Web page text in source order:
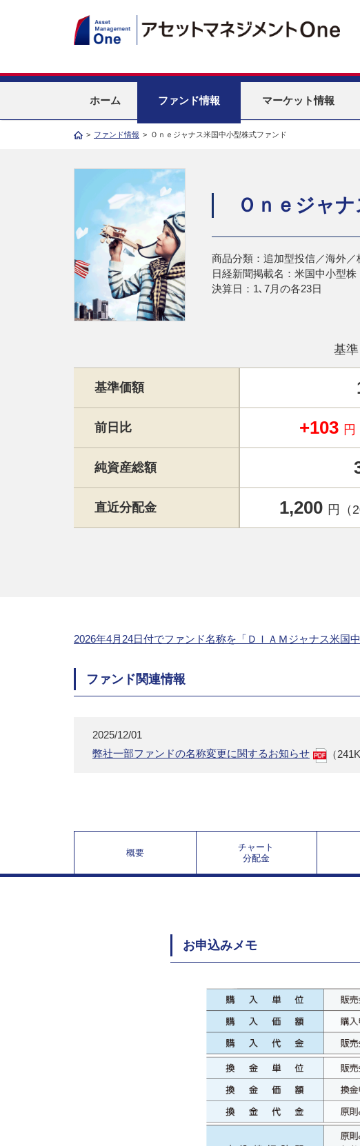
ホーム ファンド情報 マーケット情報
> ファンド情報 > Ｏｎｅジャナス米国中小型株式ファンド
Ｏｎｅジャ
商品分類：追加型投信／海外／
日経新聞掲載名：米国中小型株
決算日：1､7月の各23日
基
基準価額
前日比 +103 円
純資産総額
直近分配金 1,200 円（
2026年4月24日付でファンド名称を「ＤＩＡＭジャナス米国
ファンド関連情報
2025/12/01
弊社一部ファンドの名称変更に関するお知らせ
（
概要
チャート
分配金
お申込みメモ